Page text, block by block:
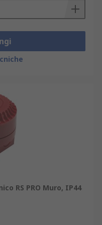
pagamenti in
RS PRO Muro, IP44